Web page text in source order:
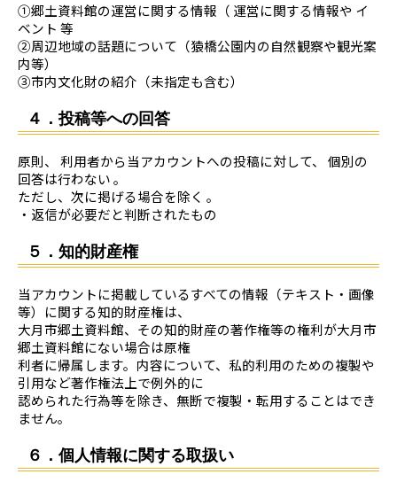
①郷土資料館の運営に関する情報（ 運営に関する情報や イ
ベント 等
②周辺地域の話題について（猿橋公園内の自然観察や観光案
内等）
③市内文化財の紹介（未指定も含む）
４．投稿等への回答
原則、 利用者から当アカウントへの投稿に対して、 個別の
回答は行わない 。
ただし、次に掲げる場合を除く 。
・返信が必要だと判断されたもの
５．知的財産権
当アカウントに掲載しているすべての情報（テキスト・画像
等）に関する知的財産権は、
大月市郷土資料館、その知的財産の著作権等の権利が大月市
郷土資料館にない場合は原権
利者に帰属します。内容について、私的利用のための複製や
引用など著作権法上で例外的に
認められた行為等を除き、無断で複製・転用することはでき
ません。
６．個人情報に関する取扱い